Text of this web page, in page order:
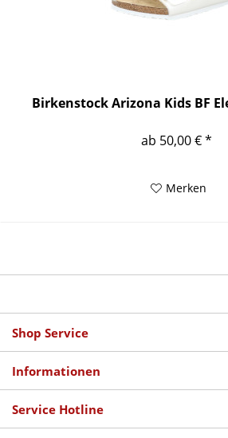
Birkenstock Arizona Kids BF
ab 50,00 € *
Merken
Shop Service
Informationen
Service Hotline